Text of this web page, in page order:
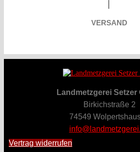
VERSAND
Landmetzgerei Setzer
Birkichstraße 2
74549
Vertrag widerrufen